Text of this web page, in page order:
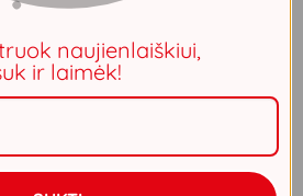
naujienlaiškiui,
ir laimėk!